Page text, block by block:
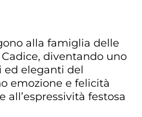
alla famiglia delle
diventando uno
ed eleganti del
emozione e felicità
all’espressività festosa